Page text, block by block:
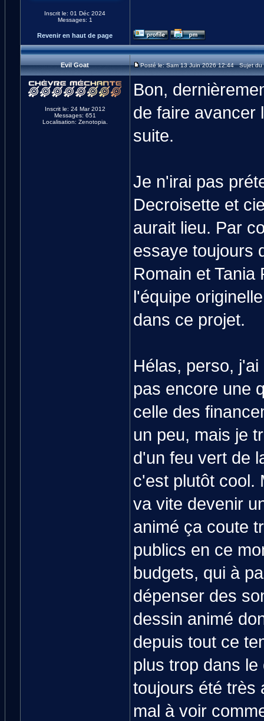
Inscrit le: 01 Déc 2024
Messages: 1
Revenir en haut de page
Evil Goat Posté le: Sam 13 Juin 2026 12:44 Sujet du
Inscrit le: 24 Mar 2012
Messages: 651
Localisation: Zenotopia.
Bon,
de faire avancer
suite.
Je n'irai pas
Decroisette et
aurait lieu. Par
essaye toujours
Romain et Tania
l'équipe
dans ce projet.
Hélas, perso,
pas encore une
celle des
un peu, mais je
d'un feu vert de
c'est plutôt cool.
va vite devenir
animé ça coute
publics en ce
budgets, qui à
dépenser des
dessin animé
depuis tout ce
plus trop dans
toujours été très
mal à voir